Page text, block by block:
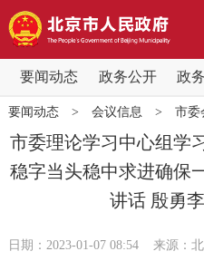
要闻动态 政务公开 政
要闻动态
党中央精神 国务
北京要闻 会
要闻动态> 会议信息 > 市委
市委理论学习中心组学
稳字当头稳中求进确保
讲话 殷勇
日期：2023-01-07 08:54 来源：